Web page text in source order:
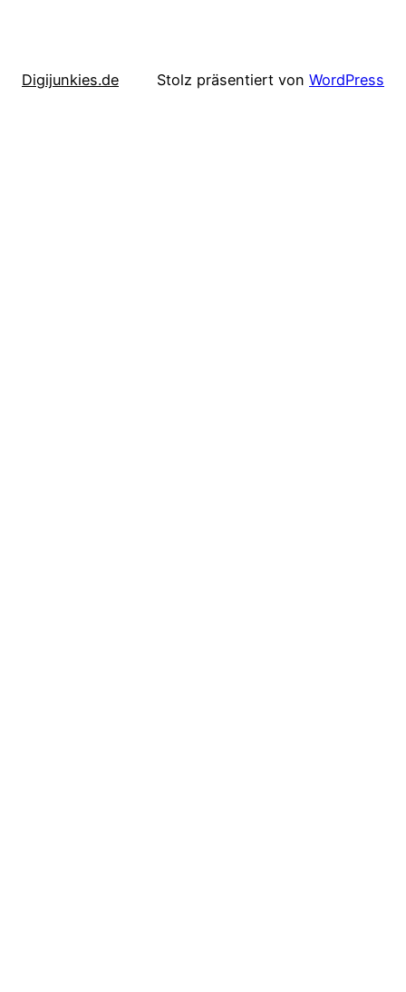
Digijunkies.de Stolz präsentiert von WordPress